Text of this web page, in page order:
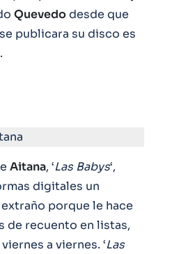
Quevedodesde que
publicara su disco es
Aitana, ‘Las Babys‘,
digitales un
porque le hace
de recuento en listas,
a viernes. ‘Las